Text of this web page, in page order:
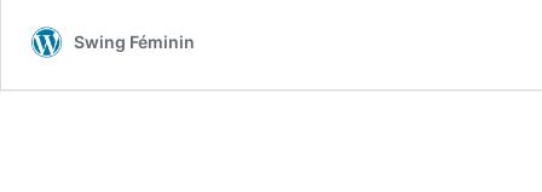
Swing Féminin